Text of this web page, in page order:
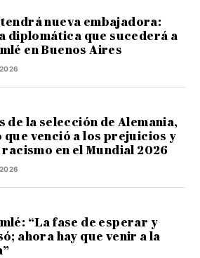
nueva embajadora:
diplomática que sucederá a
en Buenos Aires
de la selección de Alemania,
que venció a los prejuicios y
en el Mundial 2026
“La fase de esperar y
ahora hay que venir a la